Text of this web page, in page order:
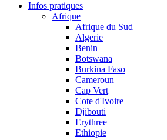
Infos pratiques
Afrique
Afrique du Sud
Algerie
Benin
Botswana
Burkina Faso
Cameroun
Cap Vert
Cote d'Ivoire
Djibouti
Erythree
Ethiopie